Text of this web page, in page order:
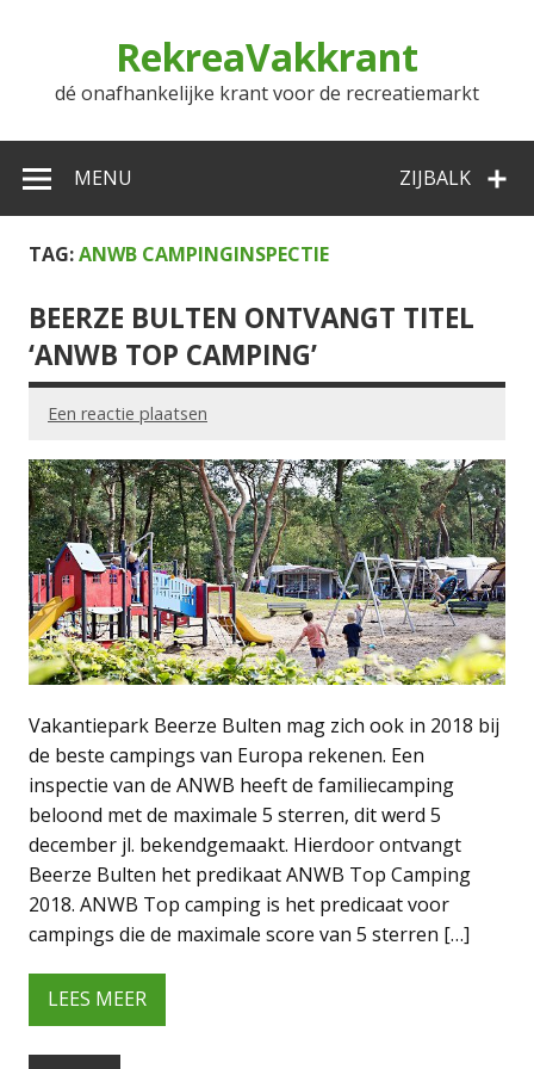
RekreaVakkrant
dé onafhankelijke krant voor de recreatiemarkt
ZIJBALK
MENU
TAG:ANWB CAMPINGINSPECTIE
BEERZE BULTEN ONTVANGT TITEL
‘ANWB TOP CAMPING’
Een reactie plaatsen
Vakantiepark Beerze Bulten mag zich ook in 2018 bij
de beste campings van Europa rekenen. Een
inspectie van de ANWB heeft de familiecamping
beloond met de maximale 5 sterren, dit werd 5
december jl. bekendgemaakt. Hierdoor ontvangt
Beerze Bulten het predikaat ANWB Top Camping
2018. ANWB Top camping is het predicaat voor
campings die de maximale score van 5 sterren […]
LEES MEER